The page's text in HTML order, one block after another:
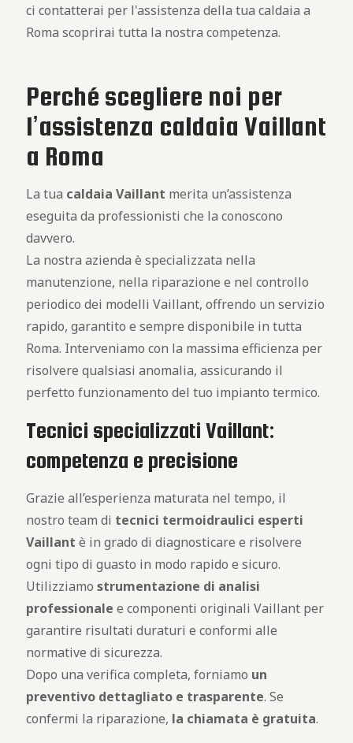
ci contatterai per l'assistenza della tua caldaia a
Roma scoprirai tutta la nostra competenza.
Perché scegliere noi per
l’assistenza caldaia Vaillant
a Roma
La tua caldaia Vaillant merita un’assistenza
eseguita da professionisti che la conoscono
davvero.
La nostra azienda è specializzata nella
manutenzione, nella riparazione e nel controllo
periodico dei modelli Vaillant, offrendo un servizio
rapido, garantito e sempre disponibile in tutta
Roma. Interveniamo con la massima efficienza per
risolvere qualsiasi anomalia, assicurando il
perfetto funzionamento del tuo impianto termico.
Tecnici specializzati Vaillant:
competenza e precisione
Grazie all’esperienza maturata nel tempo, il
nostro team di tecnici termoidraulici esperti
Vaillant è in grado di diagnosticare e risolvere
ogni tipo di guasto in modo rapido e sicuro.
Utilizziamo strumentazione di analisi
professionale e componenti originali Vaillant per
garantire risultati duraturi e conformi alle
normative di sicurezza.
Dopo una verifica completa, forniamo un
preventivo dettagliato e trasparente. Se
confermi la riparazione, la chiamata è gratuita.